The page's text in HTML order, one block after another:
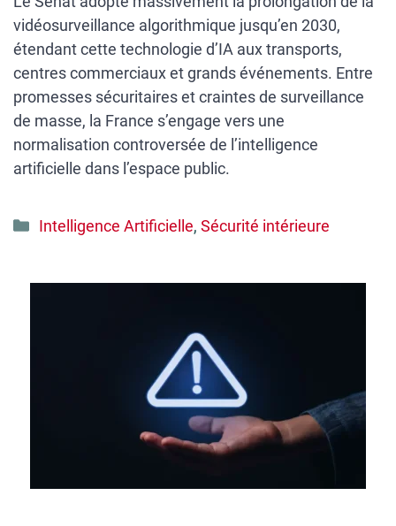
vidéosurveillance algorithmique jusqu’en 2030,
étendant cette technologie d’IA aux transports,
centres commerciaux et grands événements. Entre
promesses sécuritaires et craintes de surveillance
de masse, la France s’engage vers une
normalisation controversée de l’intelligence
artificielle dans l’espace public.
Catégories
Intelligence Artificielle, Sécurité intérieure